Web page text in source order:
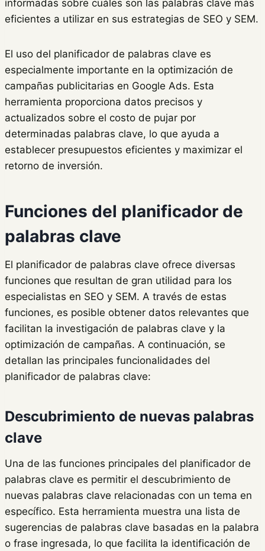
informadas sobre cuáles son las palabras clave más
eficientes a utilizar en sus estrategias de SEO y SEM.
El uso del planificador de palabras clave es
especialmente importante en la optimización de
campañas publicitarias en Google Ads. Esta
herramienta proporciona datos precisos y
actualizados sobre el costo de pujar por
determinadas palabras clave, lo que ayuda a
establecer presupuestos eficientes y maximizar el
retorno de inversión.
Funciones del planificador de
palabras clave
El planificador de palabras clave ofrece diversas
funciones que resultan de gran utilidad para los
especialistas en SEO y SEM. A través de estas
funciones, es posible obtener datos relevantes que
facilitan la investigación de palabras clave y la
optimización de campañas. A continuación, se
detallan las principales funcionalidades del
planificador de palabras clave:
Descubrimiento de nuevas palabras
clave
Una de las funciones principales del planificador de
palabras clave es permitir el descubrimiento de
nuevas palabras clave relacionadas con un tema en
específico. Esta herramienta muestra una lista de
sugerencias de palabras clave basadas en la palabra
o frase ingresada, lo que facilita la identificación de